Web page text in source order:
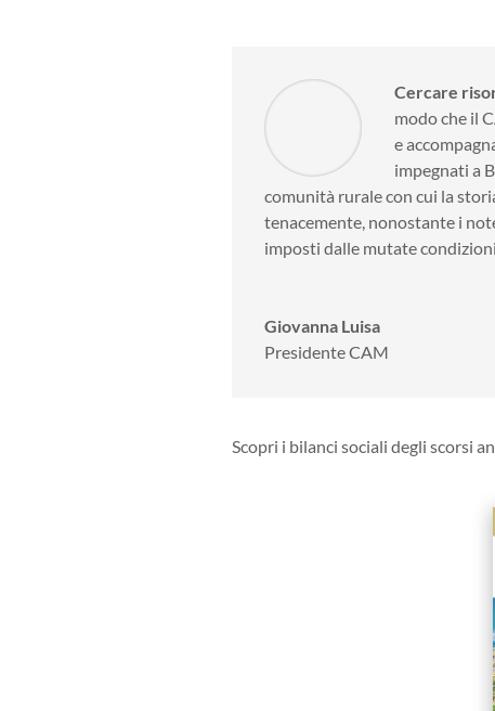
Cercare
modo che il
e
impegnati a
comunità rurale con cui la
tenacemente, nonostante i
imposti dalle mutate
Giovanna Luisa
Presidente CAM
Scopri i bilanci sociali degli scorsi